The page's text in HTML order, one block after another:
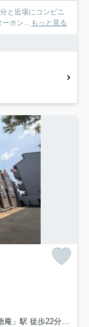
と近場にコンビニ
ーホン... もっと見る
庵」駅 徒歩22分